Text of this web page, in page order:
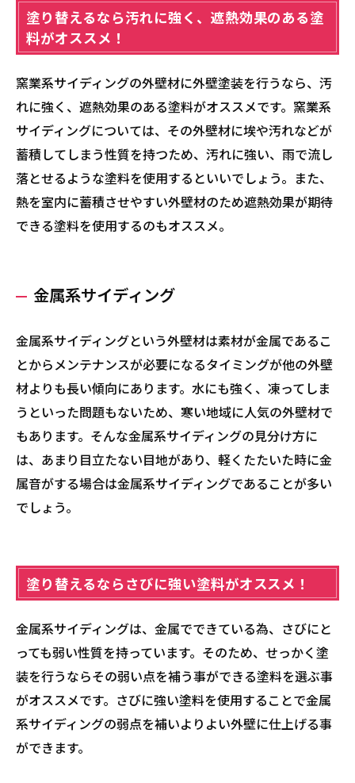
塗り替えるなら汚れに強く、遮熱効果のある塗
料がオススメ！
窯業系サイディングの外壁材に外壁塗装を行うなら、汚
れに強く、遮熱効果のある塗料がオススメです。窯業系
サイディングについては、その外壁材に埃や汚れなどが
蓄積してしまう性質を持つため、汚れに強い、雨で流し
落とせるような塗料を使用するといいでしょう。また、
熱を室内に蓄積させやすい外壁材のため遮熱効果が期待
できる塗料を使用するのもオススメ。
金属系サイディング
金属系サイディングという外壁材は素材が金属であるこ
とからメンテナンスが必要になるタイミングが他の外壁
材よりも長い傾向にあります。水にも強く、凍ってしま
うといった問題もないため、寒い地域に人気の外壁材で
もあります。そんな金属系サイディングの見分け方に
は、あまり目立たない目地があり、軽くたたいた時に金
属音がする場合は金属系サイディングであることが多い
でしょう。
塗り替えるならさびに強い塗料がオススメ！
金属系サイディングは、金属でできている為、さびにと
っても弱い性質を持っています。そのため、せっかく塗
装を行うならその弱い点を補う事ができる塗料を選ぶ事
がオススメです。さびに強い塗料を使用することで金属
系サイディングの弱点を補いよりよい外壁に仕上げる事
ができます。